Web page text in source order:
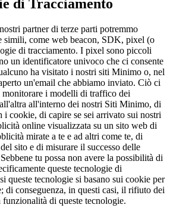
di Tracciamento
partner di terze parti potremmo
simili, come web beacon, SDK, pixel (o
di tracciamento. I pixel sono piccoli
un identificatore univoco che ci consente
ha visitato i nostri siti Minimo o, nel
un'email che abbiamo inviato. Ciò ci
monitorare i modelli di traffico dei
all'interno dei nostri Siti Minimo, di
i cookie, di capire se sei arrivato sui nostri
online visualizzata su un sito web di
mirate a te e ad altri come te, di
sito e di misurare il successo delle
tu possa non avere la possibilità di
queste tecnologie di
queste tecnologie si basano sui cookie per
di conseguenza, in questi casi, il rifiuto dei
di queste tecnologie.